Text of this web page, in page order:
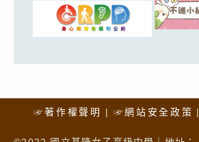
☞著作權聲明 ☞網站安全政策